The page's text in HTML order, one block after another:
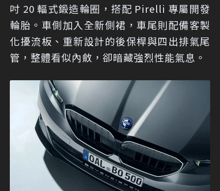
吋 20 輻式鍛造輪圈，搭配 Pirelli 專屬開發
輪胎。車側加入全新側裙，車尾則配備客製
化擾流板、重新設計的後保桿與四出排氣尾
管，整體看似內斂，卻暗藏強烈性能氣息。